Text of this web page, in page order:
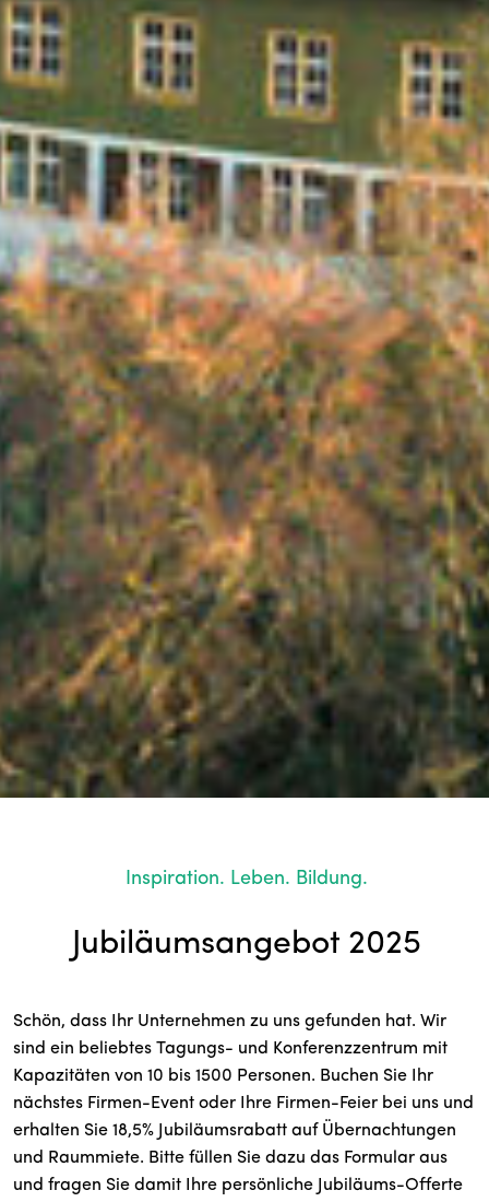
Inspiration. Leben. Bildung.
Jubiläumsangebot 2025
Schön, dass Ihr Unternehmen zu uns gefunden hat. Wir
sind ein beliebtes Tagungs- und Konferenzzentrum mit
Kapazitäten von 10 bis 1500 Personen. Buchen Sie Ihr
nächstes Firmen-Event oder Ihre Firmen-Feier bei uns und
erhalten Sie 18,5% Jubiläumsrabatt auf Übernachtungen
und Raummiete. Bitte füllen Sie dazu das Formular aus
und fragen Sie damit Ihre persönliche Jubiläums-Offerte